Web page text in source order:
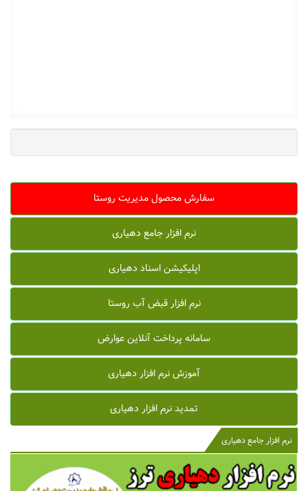
سفارش محصول مدیریت روستا
نرم افزار جامع دهیاری
اپلیکیشن اسناد دهیاری
نرم افزار قبض آب روستا
سامانه پرداخت آنلاین عوارض
آموزش نرم افزار دهیاری
تمدید نرم افزار دهیاری
نرم افزار جامع دهیاری